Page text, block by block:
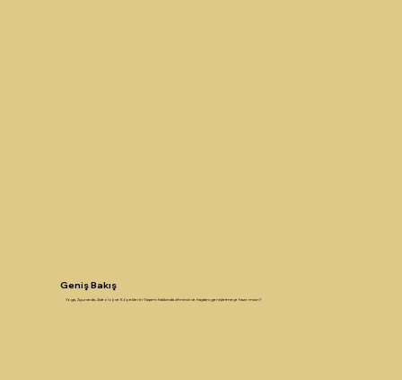
Geniş Bakış
Yoga, Ayurveda, Astroloji ve Köpeklerin Yaşamı hakkında zihninizi ve hayatını genişletmeye hazır mısın?